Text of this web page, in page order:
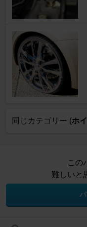
同じカテゴリー (ホ
この
難しいと